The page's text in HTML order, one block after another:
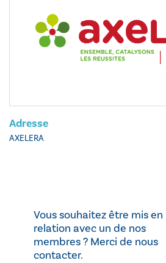
Adresse
AXELERA
Vous souhaitez être mis en
relation avec un de nos
membres ? Merci de nous
contacter.